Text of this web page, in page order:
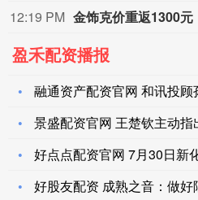
12:19 PM 金饰克价重返1300元
盈禾配资播报
融通资产配资官网 和讯投顾孙鹏
景盛配资官网 王楚钦主动指出
好点点配资官网 7月30日新化
好股友配资 成熟之音：做